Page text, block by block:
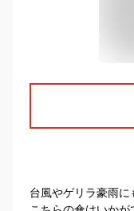
台風やゲリラ豪雨